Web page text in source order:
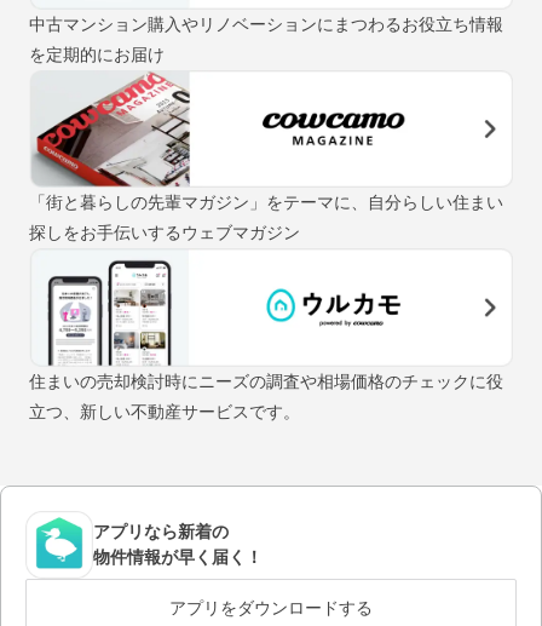
中古マンション購入やリノベーションにまつわるお役立ち情報
を定期的にお届け
「街と暮らしの先輩マガジン」をテーマに、自分らしい住まい
探しをお手伝いするウェブマガジン
住まいの売却検討時にニーズの調査や相場価格のチェックに役
立つ、新しい不動産サービスです。
アプリなら新着の
物件情報が早く届く！
アプリをダウンロードする